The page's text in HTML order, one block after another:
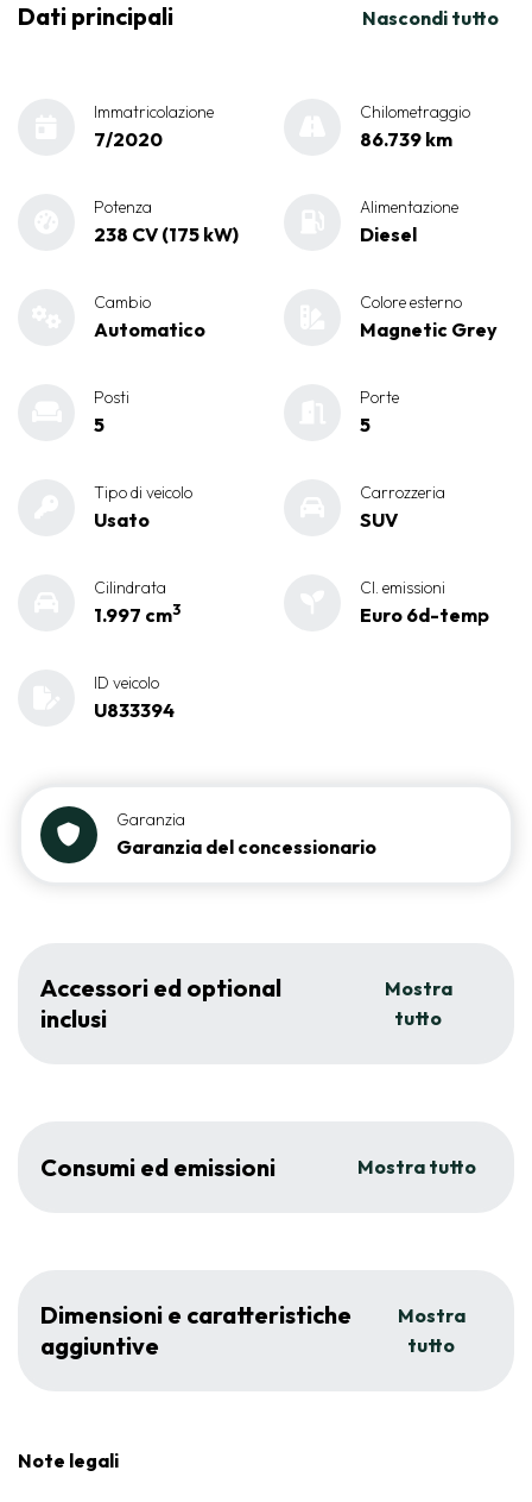
Dati principali Nascondi tutto
Immatricolazione
7/2020
Chilometraggio
86.739 km
Potenza
238 CV (175 kW)
Alimentazione
Diesel
Cambio
Automatico
Colore esterno
Magnetic Grey
Posti
5
Porte
5
Tipo di veicolo
Usato
Carrozzeria
SUV
Cilindrata
1.997 cm3
Cl. emissioni
Euro 6d-temp
ID veicolo
U833394
Garanzia
Garanzia del concessionario
Accessori ed optional
inclusi
Mostra
tutto
Consumi ed emissioni Mostra tutto
Dimensioni e caratteristiche
aggiuntive
Mostra
tutto
Note legali